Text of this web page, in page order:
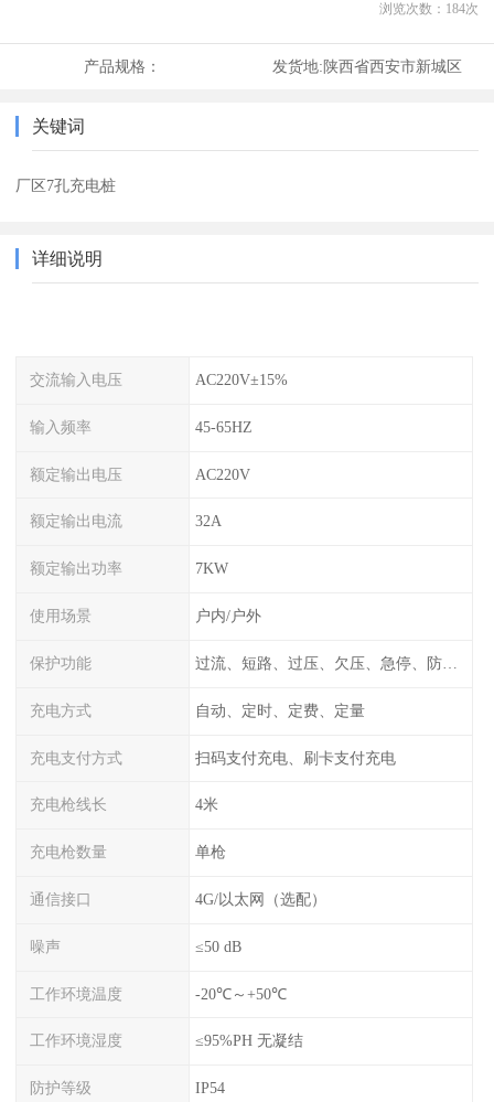
浏览次数： 184次
产品规格： 发货地:陕西省西安市新城区
关键词
厂区7孔充电桩
详细说明
交流输入电压 AC220V±15%
输入频率 45-65HZ
额定输出电压 AC220V
额定输出电流 32A
额定输出功率 7KW
使用场景 户内/户外
保护功能 过流、短路、过压、欠压、急停、防雷、漏电保护
充电方式 自动、定时、定费、定量
充电支付方式 扫码支付充电、刷卡支付充电
充电枪线长 4米
充电枪数量 单枪
通信接口 4G/以太网（选配）
噪声 ≤50 dB
工作环境温度 -20℃～+50℃
工作环境湿度 ≤95%PH 无凝结
防护等级 IP54